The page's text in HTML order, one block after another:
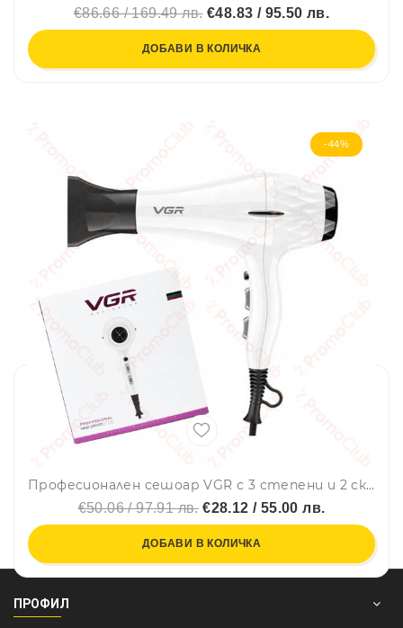
€86.66 / 169.49 лв.€48.83 / 95.50 лв.
ДОБАВИ В КОЛИЧКА
-44%
Професионален сешоар VGR с 3 степени и 2 скорости, професионална салонна серия, V-413
€50.06 / 97.91 лв.€28.12 / 55.00 лв.
ДОБАВИ В КОЛИЧКА
ПРОФИЛ